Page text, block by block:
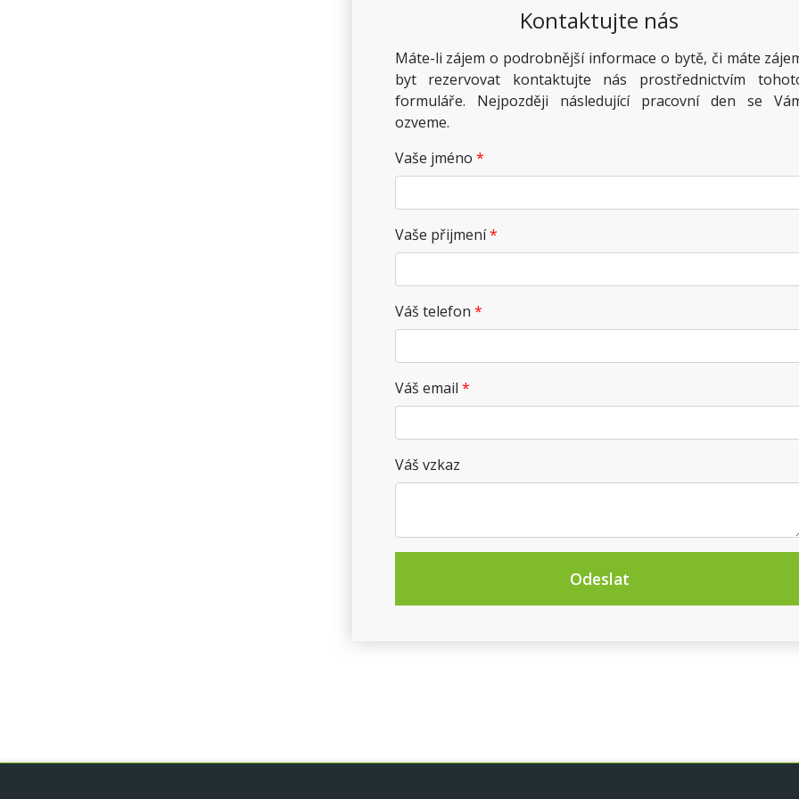
Kontaktujte nás
Máte-li zájem o podrobnější informace o bytě, či máte
byt rezervovat kontaktujte nás prostřednictvím
formuláře. Nejpozději následující pracovní den se
ozveme.
Vaše jméno
Vaše přijmení
Váš telefon
Váš email
Váš vzkaz
Odeslat